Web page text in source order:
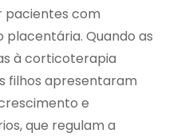
pacientes com
placentária. Quando as
à corticoterapia
filhos apresentaram
e
que regulam a